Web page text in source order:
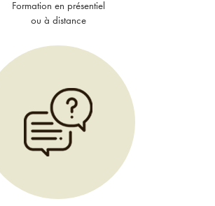
Formation en présentiel
ou à distance